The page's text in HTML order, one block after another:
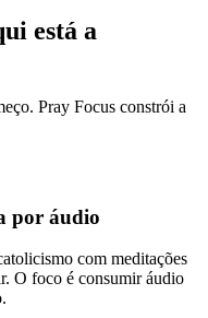
está a
Pray Focus constrói a
por áudio
com meditações
O foco é consumir áudio